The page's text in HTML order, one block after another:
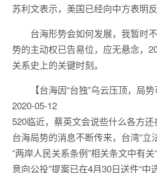
苏利文表示，美国已经向中方表明
台海形势会如何发展，我暂时
势的主动权已告易位，应无悬念，
关系史上的关键时刻。
【台海因“台独”乌云压顶，局
2020-05-12
520临近，蔡英文会说些什么各方
台海局势的消息不断传来，台湾“立
“两岸人民关系条例”相关条文中有关
意向公投”提案已在4月30日送件“中